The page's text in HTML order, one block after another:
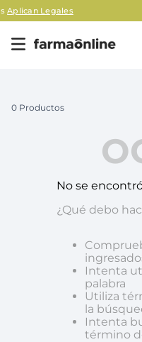
Legales
0 Productos
No se
¿Qué debo
Intenta
palabra
Utiliza
la
Intenta
término